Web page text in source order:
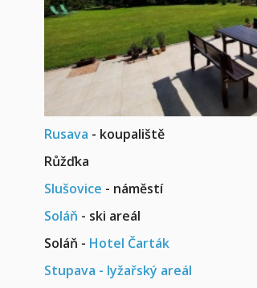
Rusava - koupaliště
Růžďka
Slušovice - náměstí
Soláň - ski areál
Soláň - Hotel Čarták
Stupava - lyžařský areál